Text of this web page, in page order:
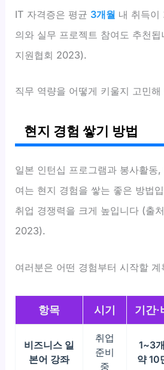
IT 자격증은 평균 3개월 내 취득이
의와 실무 프로젝트 참여도 추천
지원협회 2023).
직무 역량을 어떻게 키울지 고민해
현지 경험 쌓기 방법
일본 인턴십 프로그램과 봉사활동
여는 현지 경험을 쌓는 좋은 방법
취업 경쟁력을 크게 높입니다 (출
2023).
여러분은 어떤 경험부터 시작할 계
항목 시기 기간·
비즈니스 일
본어 강좌
취업
준비
중
1~3
약 10